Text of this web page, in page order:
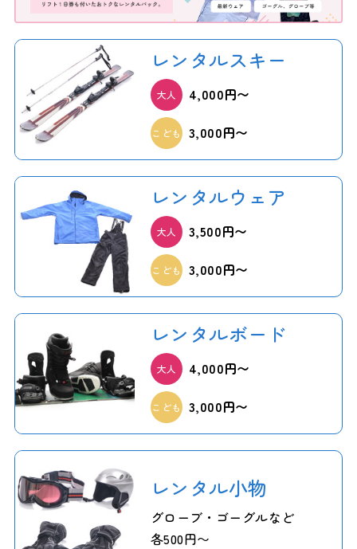
レンタルスキー
大人 4,000円〜
こども 3,000円〜
レンタルウェア
大人 3,500円〜
こども 3,000円〜
レンタルボード
大人 4,000円〜
こども 3,000円〜
レンタル小物
グローブ・ゴーグルなど
各500円〜